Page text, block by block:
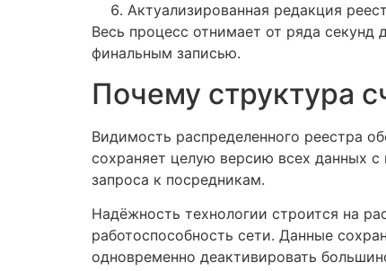
Актуализированная редакция
Весь процесс отнимает от ряда
финальным записью.
Почему структура
Видимость распределенного реестра
сохраняет целую версию всех данных
запроса к посредникам.
Надёжность технологии строится на
работоспособность сети. Данные
одновременно деактивировать